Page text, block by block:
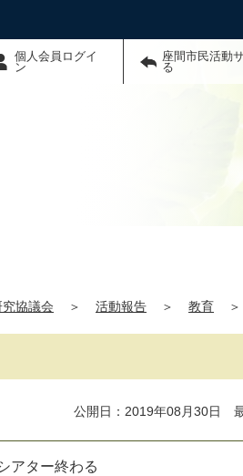
個人会員ログイ
ン
座間市民活動
る
協議会 ＞ 活動報告 ＞ 教育 ＞
公開日：2019年08月30日
アター終わる